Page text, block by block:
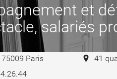
et
salariés
75009 Paris 41